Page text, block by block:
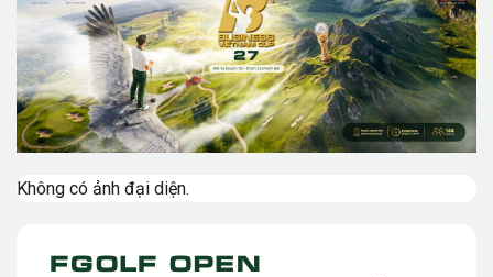
Không có ảnh đại diện.
Fgolf Open